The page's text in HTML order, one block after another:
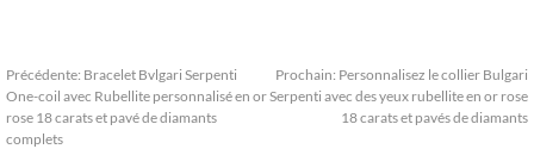
Précédente: Bracelet Bvlgari Serpenti
One-coil avec Rubellite personnalisé en or
rose 18 carats et pavé de diamants
complets
Prochain: Personnalisez le collier Bulgari
Serpenti avec des yeux rubellite en or rose
18 carats et pavés de diamants